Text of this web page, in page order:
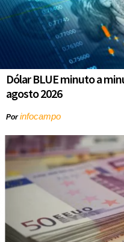
Dólar BLUE minuto a
agosto 2026
Porinfocampo